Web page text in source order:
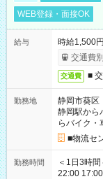
WEB登録・面接OK
給与
時給1,500
交通費
交通費 ■
勤務地
静岡市葵区
静岡駅から
らバイク・
■物流セ
勤務時間
＜1日3時間～OK！＞ ▼ 例え
22:00 17:00～22:00 など こ